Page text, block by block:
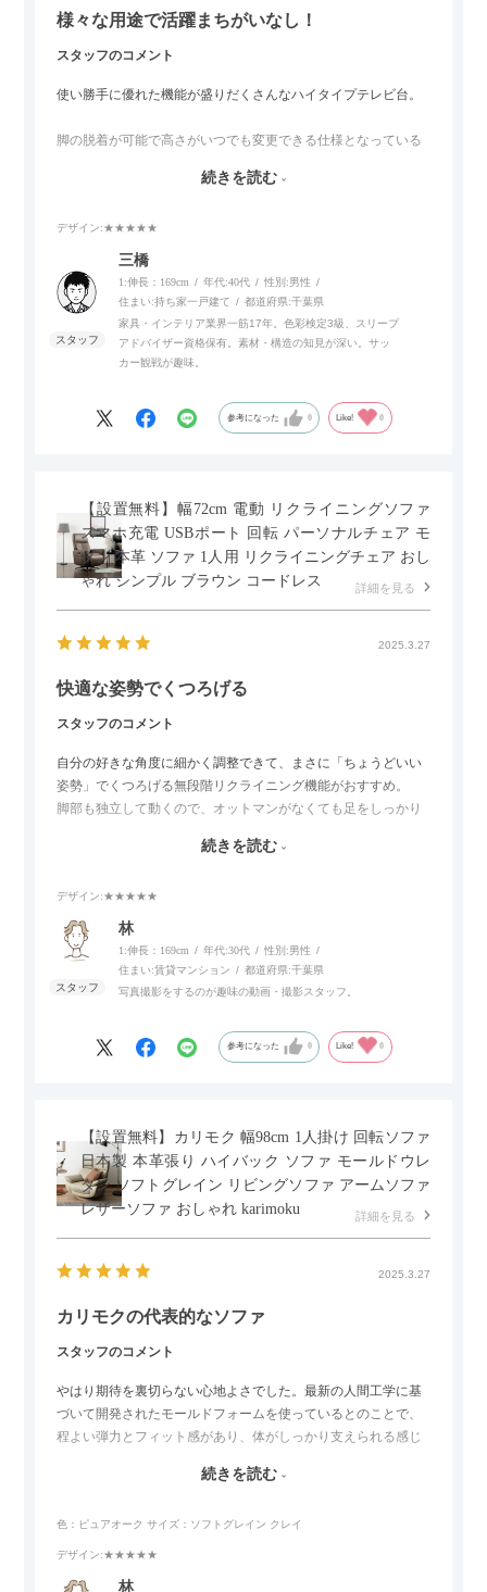
様々な用途で活躍まちがいなし！
スタッフのコメント
使い勝手に優れた機能が盛りだくさんなハイタイプテレビ台。
脚の脱着が可能で高さがいつでも変更できる仕様となっている
また、補助テーブルとして使用可能なスライドテーブルや収納
内部にもプリンターなどが置けるスライド棚板がついているの
でテレビ台以外にもオフィスなどでの収納家具やリビングでの
サイドボードとして多目的な用途に対応しています。
また、扉は横方向へのスライド式となっているので開閉時のス
ペースを最小限に抑えられ、省スペースでご利用いただけるの
続きを読む
デザイン:★★★★★
三橋
1:伸長：169cm 年代:40代 性別:男性
住まい:持ち家一戸建て 都道府県:千葉県
家具・インテリア業界一筋17年。色彩検定3級、スリープ
アドバイザー資格保有。素材・構造の知見が深い。サッ
カー観戦が趣味。
参考になった 0 Like! 0
【設置無料】幅72cm 電動 リクライニングソファ
スマホ充電 USBポート 回転 パーソナルチェア モ
ダン 本革 ソファ 1人用 リクライニングチェア おし
ゃれ シンプル ブラウン コードレス
詳細を見る
2025.3.27
快適な姿勢でくつろげる
スタッフのコメント
自分の好きな角度に細かく調整できて、まさに「ちょうどいい
姿勢」でくつろげる無段階リクライニング機能がおすすめ。
脚部も独立して動くので、オットマンがなくても足をしっかり
スマホやタブレットを充電しながらリラックスできるのが嬉し
個人的にはコードレス＆充電式なので、コンセントの場所を気
にせず、好きな場所に置けるのが画期的に感じました。
続きを読む
デザイン:★★★★★
林
1:伸長：169cm 年代:30代 性別:男性
住まい:賃貸マンション 都道府県:千葉県
写真撮影をするのが趣味の動画・撮影スタッフ。
参考になった 0 Like! 0
【設置無料】カリモク 幅98cm 1人掛け 回転ソファ
日本製 本革張り ハイバック ソファ モールドウレ
タン ソフトグレイン リビングソファ アームソファ
レザーソファ おしゃれ karimoku
詳細を見る
2025.3.27
カリモクの代表的なソファ
スタッフのコメント
やはり期待を裏切らない心地よさでした。最新の人間工学に基
づいて開発されたモールドフォームを使っているとのことで、
程よい弾力とフィット感があり、体がしっかり支えられる感じ
リラックスタイムによさそうでした。回転タイプなので、個人
す。
続きを読む
色：ピュアオーク サイズ：ソフトグレイン クレイ
デザイン:★★★★★
林